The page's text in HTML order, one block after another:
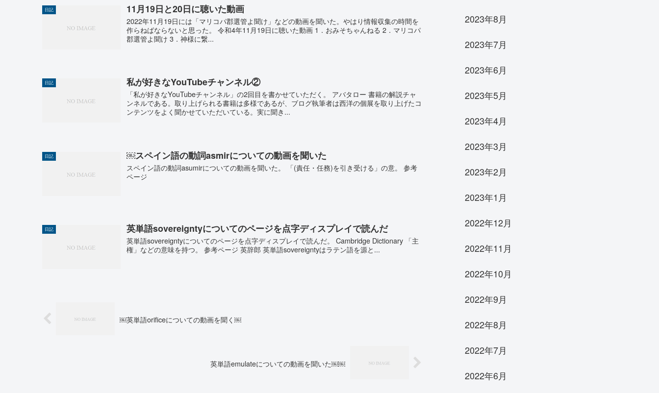
日記 11月19日と20日に聴いた動画
2022年11月19日には「マリコパ郡選管よ聞け」などの動画を聞いた。やはり情報収集の時間を
作らねばならないと思った。 令和4年11月19日に聴いた動画 1．おみそちゃんねる 2．マリコパ
郡選管よ聞け 3．神様に繋...
日記 私が好きなYouTubeチャンネル②
「私が好きなYouTubeチャンネル」の2回目を書かせていただく。 アバタロー 書籍の解説チャ
ンネルである。取り上げられる書籍は多様であるが、ブログ執筆者は西洋の個展を取り上げたコ
ンテンツをよく聞かせていただいている。実に聞き...
日記 ￼スペイン語の動詞asmirについての動画を聞いた
スペイン語の動詞asumirについての動画を聞いた。 「(責任・任務)を引き受ける」の意。 参考
ページ
日記 英単語sovereigntyについてのページを点字ディスプレイで読んだ
英単語sovereigntyについてのページを点字ディスプレイで読んだ。 Cambridge Dictionary 「主
権」などの意味を持つ。 参考ページ 英辞郎 英単語sovereigntyはラテン語を源と...
￼英単語orificeについての動画を聞く￼
英単語emulateについての動画を聞いた￼￼
2023年8月
2023年7月
2023年6月
2023年5月
2023年4月
2023年3月
2023年2月
2023年1月
2022年12月
2022年11月
2022年10月
2022年9月
2022年8月
2022年7月
2022年6月